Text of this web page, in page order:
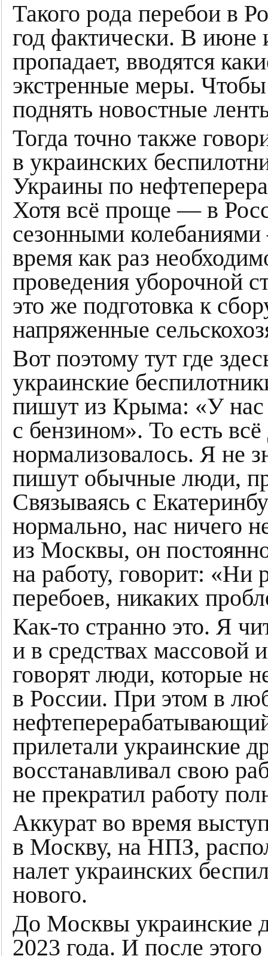
Такого рода перебои в
год фактически. В июне
пропадает, вводятся
экстренные меры. Чтобы
поднять новостные
Тогда точно также
в украинских
Украины по
Хотя всё проще — в
сезонными
время как раз
проведения уборочной
это же подготовка к
напряженные
Вот поэтому тут где
украинские
пишут из Крыма: «У нас
с бензином». То есть
нормализовалось. Я не
пишут обычные люди,
Связываясь с
нормально, нас ничего
из Москвы, он
на работу, говорит: «Ни
перебоев, никаких
Как-то странно это. Я
и в средствах
говорят люди, которые
в России. При этом в
прилетали украинские
восстанавливал свою
не прекратил работу
Аккурат во время
в Москву, на НПЗ,
налет украинских
нового.
До Москвы украинские
2023 года. И после